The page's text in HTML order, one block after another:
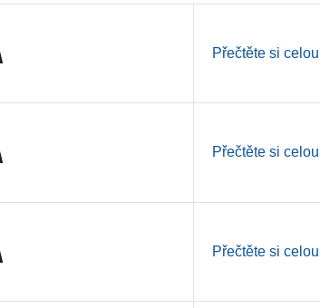
Přečtěte si
Přečtěte si
Přečtěte si